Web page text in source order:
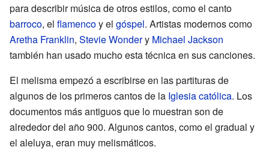
para describir música de otros estilos, como el canto
barroco, el flamencoy el góspel. Artistas modernos como
Aretha Franklin, Stevie Wondery Michael Jackson
también han usado mucho esta técnica en sus canciones.
El melisma empezó a escribirse en las partituras de
algunos de los primeros cantos de la Iglesia católica. Los
documentos más antiguos que lo muestran son de
alrededor del año 900. Algunos cantos, como el gradual y
el aleluya, eran muy melismáticos.